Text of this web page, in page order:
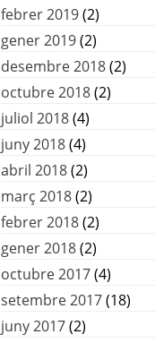
febrer 2019(2)
gener 2019(2)
desembre 2018(2)
octubre 2018(2)
juliol 2018(4)
juny 2018(4)
abril 2018(2)
març 2018(2)
febrer 2018(2)
gener 2018(2)
octubre 2017(4)
setembre 2017(18)
juny 2017(2)